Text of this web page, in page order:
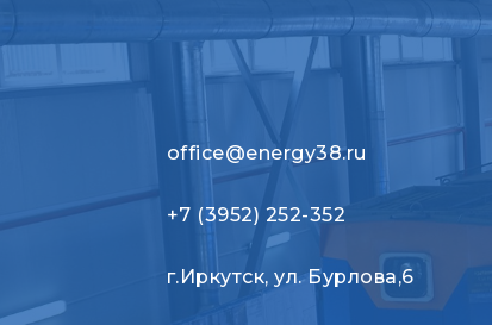
office@energy38.ru
+7 (3952) 252-352
г.Иркутск, ул. Бурлова,6